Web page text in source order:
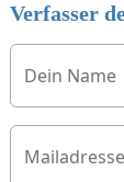
Verfasser
Dein Name
Mailadresse